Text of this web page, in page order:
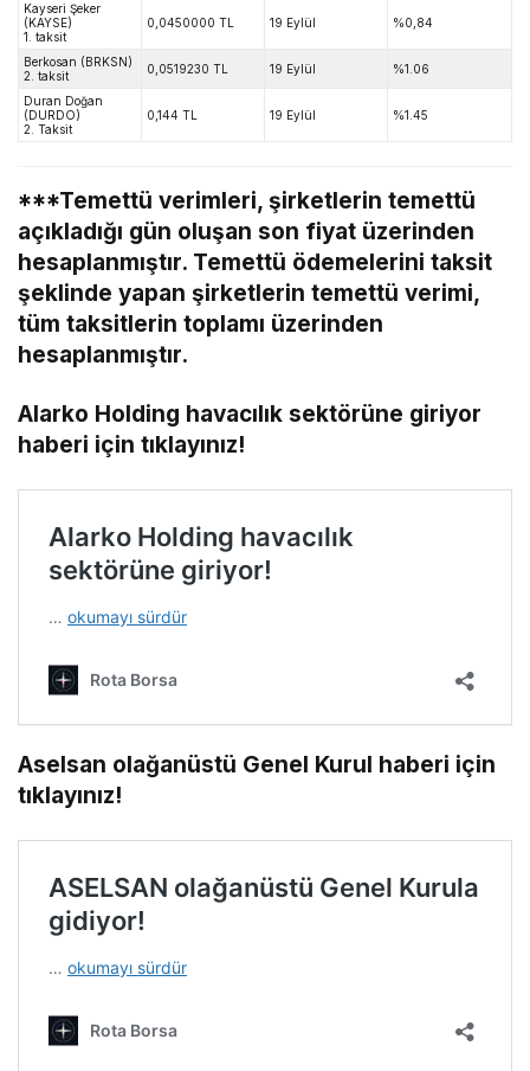
Kayseri Şeker
(KAYSE)
1. taksit
0,0450000 TL 19 Eylül %0,84
Berkosan (BRKSN)
2. taksit
0,0519230 TL 19 Eylül %1.06
Duran Doğan
(DURDO)
2. Taksit
0,144 TL 19 Eylül %1.45
***Temettü verimleri, şirketlerin temettü
açıkladığı gün oluşan son fiyat üzerinden
hesaplanmıştır. Temettü ödemelerini taksit
şeklinde yapan şirketlerin temettü verimi,
tüm taksitlerin toplamı üzerinden
hesaplanmıştır.
Alarko Holding havacılık sektörüne giriyor
haberi için tıklayınız!
Aselsan olağanüstü Genel Kurul haberi için
tıklayınız!